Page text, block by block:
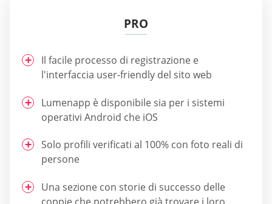
PRO
Il facile processo di registrazione e
l'interfaccia user-friendly del sito web
Lumenapp è disponibile sia per i sistemi
operativi Android che iOS
Solo profili verificati al 100% con foto reali di
persone
Una sezione con storie di successo delle
coppie che potrebbero già trovare i loro